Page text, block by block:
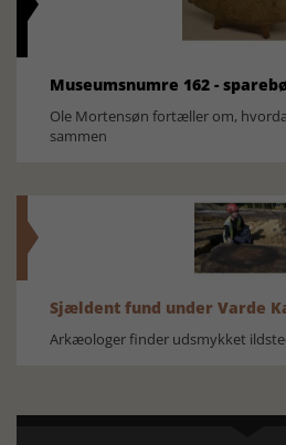
Museumsnumre 162 -
Ole Mortensøn fortæller om,
sammen
Sjældent fund under Varde
Arkæologer finder udsmykket